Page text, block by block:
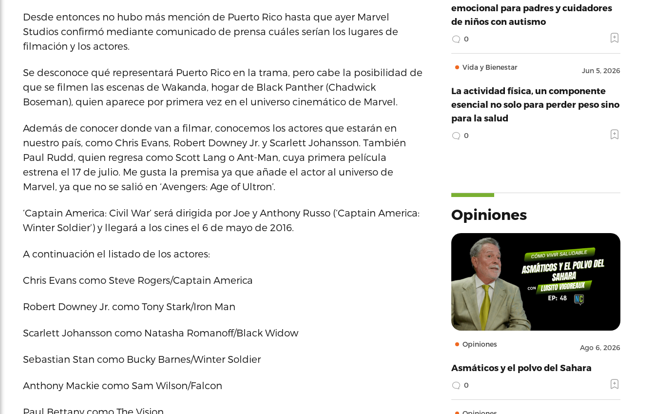
Desde entonces no hubo más mención de Puerto Rico hasta que ayer Marvel
Studios confirmó mediante comunicado de prensa cuáles serían los lugares de
filmación y los actores.
Se desconoce qué representará Puerto Rico en la trama, pero cabe la posibilidad de
que se filmen las escenas de Wakanda, hogar de Black Panther (Chadwick
Boseman), quien aparece por primera vez en el universo cinemático de Marvel.
Además de conocer donde van a filmar, conocemos los actores que estarán en
nuestro país, como Chris Evans, Robert Downey Jr. y Scarlett Johansson. También
Paul Rudd, quien regresa como Scott Lang o Ant-Man, cuya primera película
estrena el 17 de julio. Me gusta la premisa ya que añade el actor al universo de
Marvel, ya que no se salió en ‘Avengers: Age of Ultron’.
‘Captain America: Civil War’ será dirigida por Joe y Anthony Russo (‘Captain America:
Winter Soldier’) y llegará a los cines el 6 de mayo de 2016.
A continuación el listado de los actores:
Chris Evans como Steve Rogers/Captain America
Robert Downey Jr. como Tony Stark/Iron Man
Scarlett Johansson como Natasha Romanoff/Black Widow
Sebastian Stan como Bucky Barnes/Winter Soldier
Anthony Mackie como Sam Wilson/Falcon
Paul Bettany como The Vision
emocional para padres y cuidadores
de niños con autismo
0
Vida y Bienestar Jun 5, 2026
La actividad física, un componente
esencial no solo para perder peso sino
para la salud
0
Opiniones
Opiniones Ago 6, 2026
Asmáticos y el polvo del Sahara
0